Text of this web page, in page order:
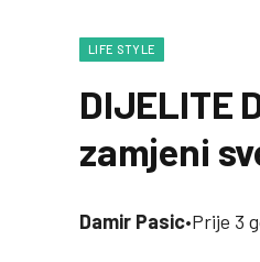
LIFE STYLE
DIJELITE
zamjeni
Damir Pasic•Prije 3